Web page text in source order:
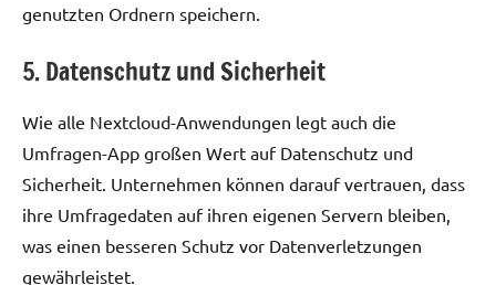
genutzten Ordnern speichern.
5. Datenschutz und Sicherheit
Wie alle Nextcloud-Anwendungen legt auch die
Umfragen-App großen Wert auf Datenschutz und
Sicherheit. Unternehmen können darauf vertrauen, dass
ihre Umfragedaten auf ihren eigenen Servern bleiben,
was einen besseren Schutz vor Datenverletzungen
gewährleistet.